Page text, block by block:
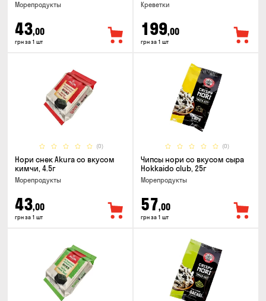
Морепродукты
43,00
грн за 1 шт
Креветки
199,00
грн за 1 шт
(0)
Нори снек Akura со вкусом
кимчи, 4.5г
Морепродукты
43,00
грн за 1 шт
(0)
Чипсы нори со вкусом сыра
Hokkaido club, 25г
Морепродукты
57,00
грн за 1 шт